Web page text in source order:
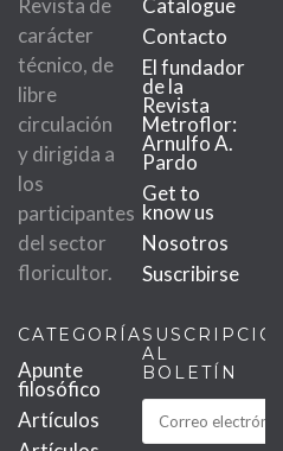
Revista de
carácter
técnico, de
libre
circulación
y dirigida a
los
participantes
del sector
floricultor.
Catalogue
Contacto
El fundador
de la
Revista
Metroflor:
Arnulfo A.
Pardo
Get to
know us
Nosotros
Suscribirse
CATEGORÍAS
Apunte
filosófico
Artículos
SUSCRIPCIÓN
AL
BOLETÍN